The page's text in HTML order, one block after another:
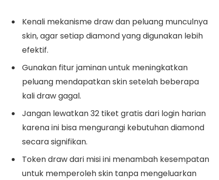
Kenali mekanisme draw dan peluang munculnya
skin, agar setiap diamond yang digunakan lebih
efektif.
Gunakan fitur jaminan untuk meningkatkan
peluang mendapatkan skin setelah beberapa
kali draw gagal.
Jangan lewatkan 32 tiket gratis dari login harian
karena ini bisa mengurangi kebutuhan diamond
secara signifikan.
Token draw dari misi ini menambah kesempatan
untuk memperoleh skin tanpa mengeluarkan